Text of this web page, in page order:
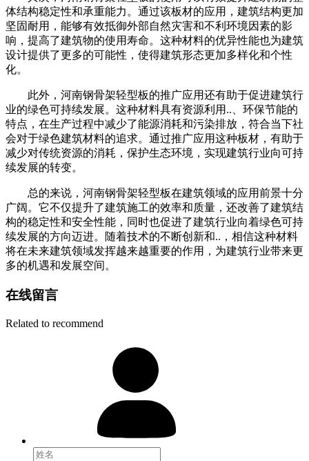
体结构稳定性和承重能力。通过该板材的应用，建筑结构更加
坚固耐用，能够有效抵御外部自然灾害和不利环境因素的影
响，提高了建筑物的使用寿命。这种材料的优异性能也为建筑
设计提供了更多的可能性，使得建筑形态更加多样化和个性
化。
此外，河南钢骨架轻型板的推广应用还有助于促进建筑行
业的绿色可持续发展。这种材料具有资源利用..、环保节能的
特点，在生产过程中减少了能源消耗和污染排放，符合当下社
会对于绿色建筑材料的追求。通过推广应用这种板材，有助于
减少对传统资源的消耗，保护生态环境，实现建筑行业向可持
续发展的转变。
总的来说，河南钢骨架轻型板在建筑领域的应用前景十分
广阔。它不仅提升了建筑施工的效率和质量，还改善了建筑结
构的稳定性和安全性能，同时也促进了建筑行业向着绿色可持
续发展的方向迈进。随着技术的不断创新和..，相信这种材料
将在未来建筑领域发挥越来越重要的作用，为建筑行业带来更
多的机遇和发展空间。
在线留言
Related to recommend